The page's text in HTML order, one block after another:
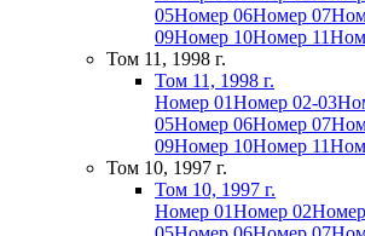
05Номер 06Номер 07
09Номер 10Номер 11
Том 11, 1998 г.
Том 11, 1998 г.
Номер 01Номер 02-03
05Номер 06Номер 07
09Номер 10Номер 11
Том 10, 1997 г.
Том 10, 1997 г.
Номер 01Номер 02